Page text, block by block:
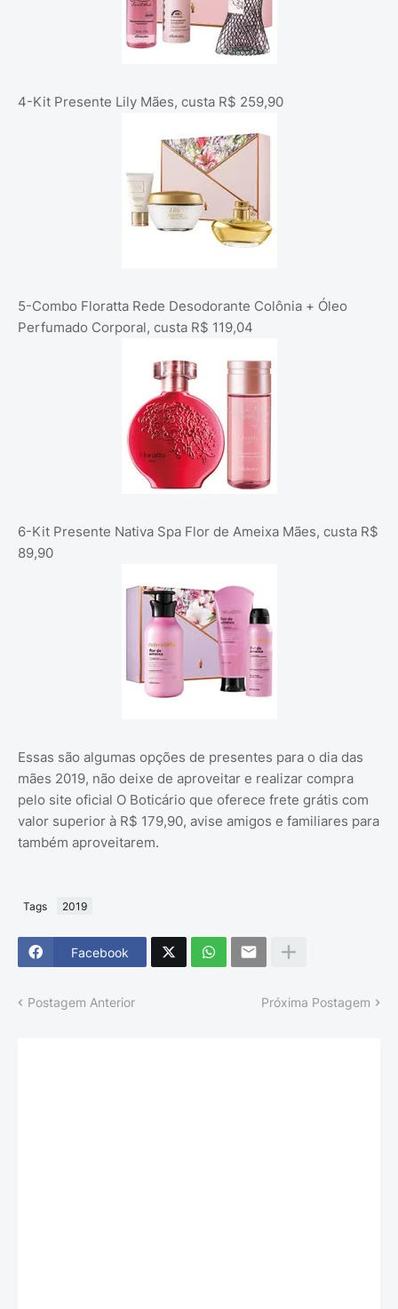
4-Kit Presente Lily Mães, custa R$ 259,90
5-Combo Floratta Rede Desodorante Colônia + Óleo
Perfumado Corporal, custa R$ 119,04
6-Kit Presente Nativa Spa Flor de Ameixa Mães, custa R$
89,90
Essas são algumas opções de presentes para o dia das
mães 2019, não deixe de aproveitar e realizar compra
pelo site oficial O Boticário que oferece frete grátis com
valor superior à R$ 179,90, avise amigos e familiares para
também aproveitarem.
Tags 2019
Facebook
Postagem Anterior Próxima Postagem